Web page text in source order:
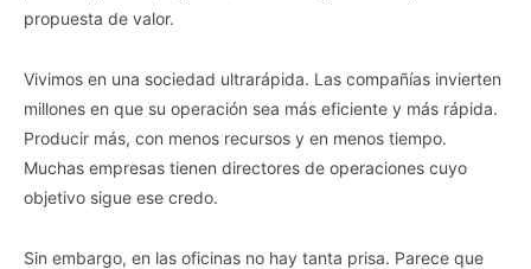
propuesta de valor.
Vivimos en una sociedad ultrarápida. Las compañías invierten
millones en que su operación sea más eficiente y más rápida.
Producir más, con menos recursos y en menos tiempo.
Muchas empresas tienen directores de operaciones cuyo
objetivo sigue ese credo.
Sin embargo, en las oficinas no hay tanta prisa. Parece que